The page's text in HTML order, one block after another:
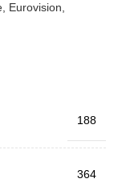
Eurovision,
188
364